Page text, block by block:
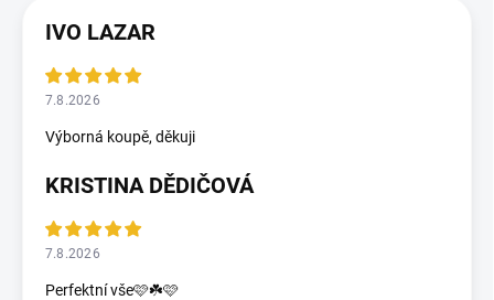
IVO LAZAR
7.8.2026
Výborná koupě, děkuji
KRISTINA DĚDIČOVÁ
7.8.2026
Perfektní vše🩷☘️🩷